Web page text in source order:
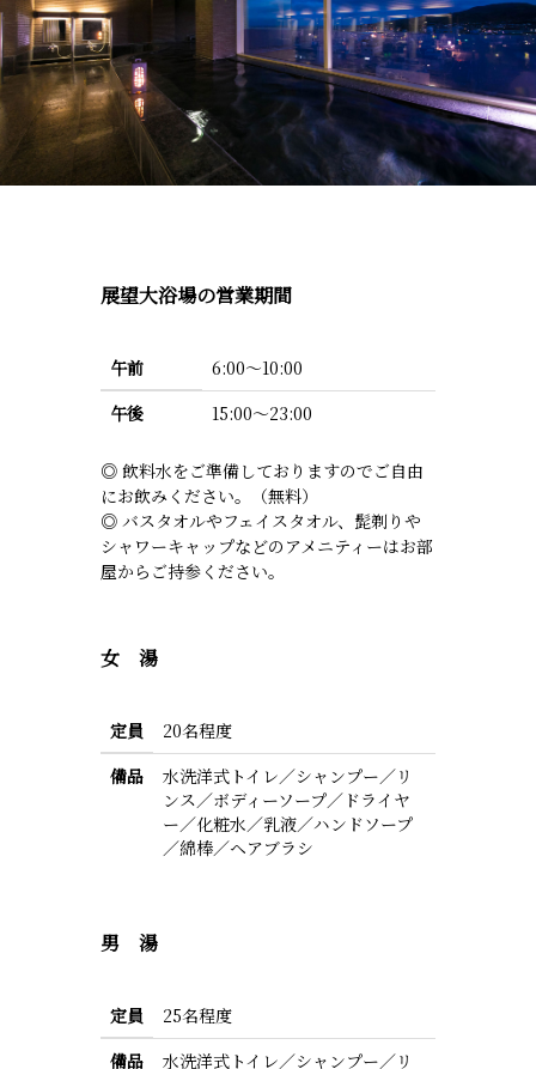
展望大浴場の営業期間
午前
6:00～10:00
午後
15:00～23:00
◎ 飲料水をご準備しておりますのでご自由
にお飲みください。（無料）
◎ バスタオルやフェイスタオル、髭剃りや
シャワーキャップなどのアメニティーはお部
屋からご持参ください。
女 湯
定員
20名程度
備品
水洗洋式トイレ／シャンプー／リ
ンス／ボディーソープ／ドライヤ
ー／化粧水／乳液／ハンドソープ
／綿棒／ヘアブラシ
男 湯
定員
25名程度
備品
水洗洋式トイレ／シャンプー／リ